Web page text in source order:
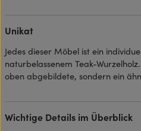
Unikat
Jedes dieser Möbel ist ein
naturbelassenem Teak-
oben abgebildete, sondern ein
Wichtige Details im Überblick